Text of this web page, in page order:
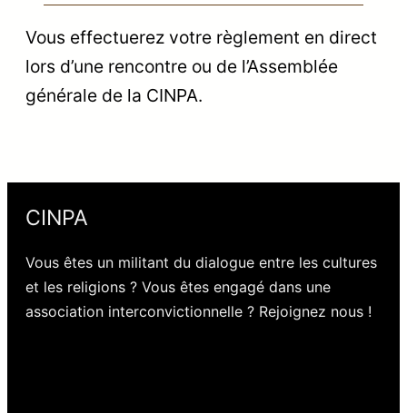
Vous effectuerez votre règlement en direct
lors d’une rencontre ou de l’Assemblée
générale de la CINPA.
CINPA
Vous êtes un militant du dialogue entre les cultures
et les religions ? Vous êtes engagé dans une
association interconvictionnelle ? Rejoignez nous !